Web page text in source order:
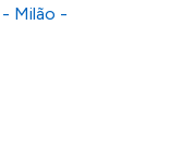
Milão -